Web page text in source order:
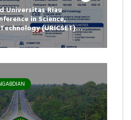
Universitas Riau
in Science,
(URICSET)